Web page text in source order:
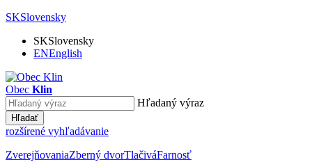
SKSlovensky
SKSlovensky
ENEnglish
Obec Klin
Hľadaný výraz
Hľadať
rozšírené vyhľadávanie
ZverejňovaniaZberný dvorTlačiváFarnosť